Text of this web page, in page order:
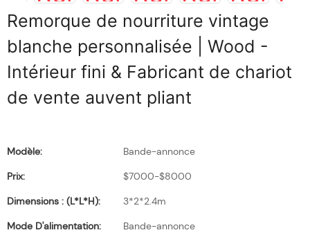
Remorque de nourriture vintage
blanche personnalisée | Wood -
Intérieur fini & Fabricant de chariot
de vente auvent pliant
Modèle:
Bande-annonce
Prix:
$7000-$8000
Dimensions : (L*l*H):
3*2*2.4m
Mode D'alimentation:
Bande-annonce